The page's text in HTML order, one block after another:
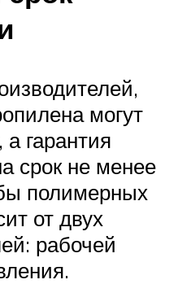
могут
гарантия
срок не менее
полимерных
от двух
рабочей